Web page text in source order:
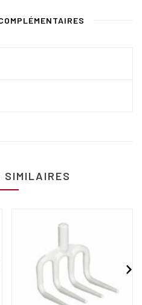
SIMILAIRES